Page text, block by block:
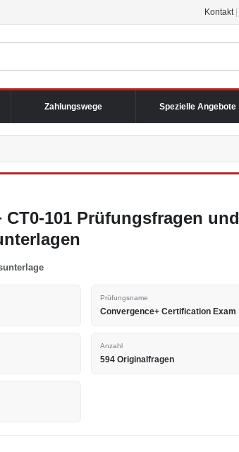
Kontakt
Zahlungswege Spezielle Angebote
101 Prüfungsfragen und
Prüfungsname
Convergence+ Certification Exam
Anzahl
594 Originalfragen